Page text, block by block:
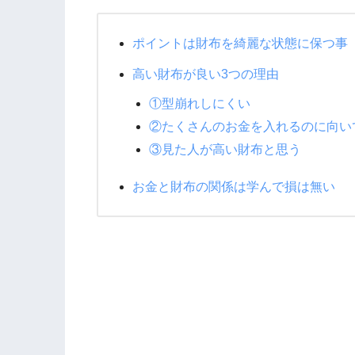
ポイントは財布を綺麗な状態に保つ事
高い財布が良い3つの理由
①型崩れしにくい
②たくさんのお金を入れるのに向い
③見た人が高い財布と思う
お金と財布の関係は学んで損は無い